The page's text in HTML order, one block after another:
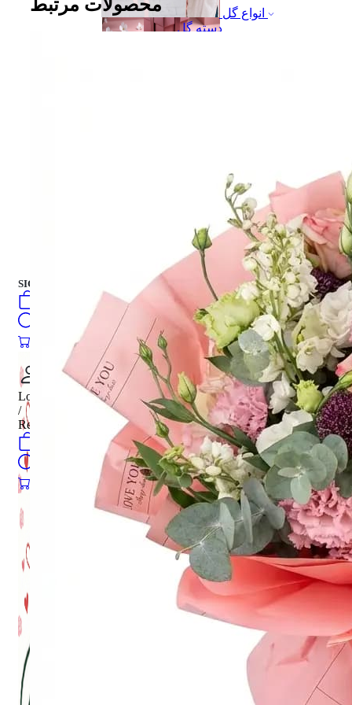
کیک تازه
turkish
Русский
العربية
SIGN IN
öğeler 0.00 ₺
انواع گل
دسته گل
کیک تازه
فارسی
english
turkish
Русский
العربية
Login
/
Register
0.00
محصولات مرتبط